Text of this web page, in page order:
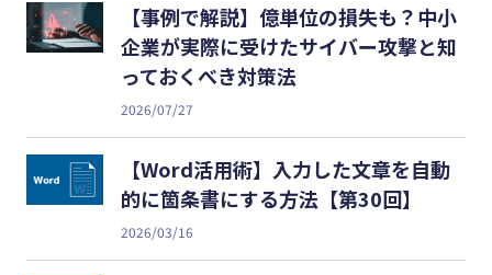
【事例で解説】億単位の損失も？中小
企業が実際に受けたサイバー攻撃と知
っておくべき対策法
2026/07/27
【Word活用術】入力した文章を自動
的に箇条書にする方法【第30回】
2026/03/16